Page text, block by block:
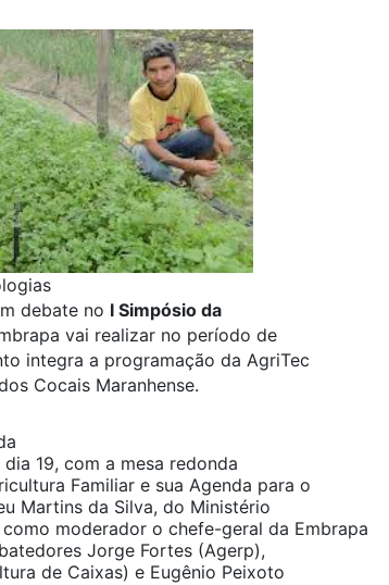
debate no I Simpósio da
vai realizar no período de
integra a programação da AgriTec
Cocais Maranhense.
19, com a mesa redonda
Familiar e sua Agenda para o
Martins da Silva, do Ministério
moderador o chefe-geral da Embrapa
Jorge Fortes (Agerp),
de Caixas) e Eugênio Peixoto